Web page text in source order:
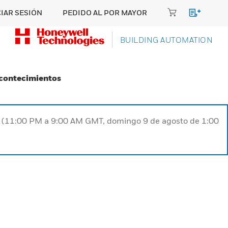
SESIÓN PEDIDO AL POR MAYOR
BUILDING AUTOMATION
PM a 9:00 AM GMT, domingo 9 de agosto de 1:00